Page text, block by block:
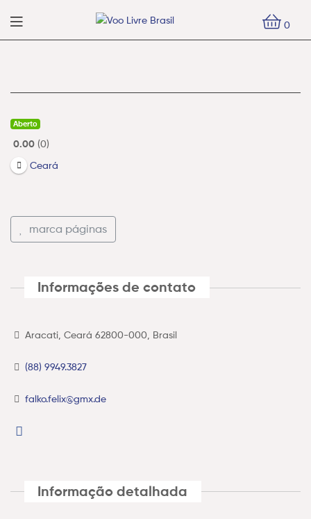
Voo
0
Livre
Aberto
0.00 0
Ceará
marca páginas
Informações de contato
Aracati, Ceará 62800-000, Brasil
(88) 9949.3827
falko.felix@gmx.de
Informação detalhada